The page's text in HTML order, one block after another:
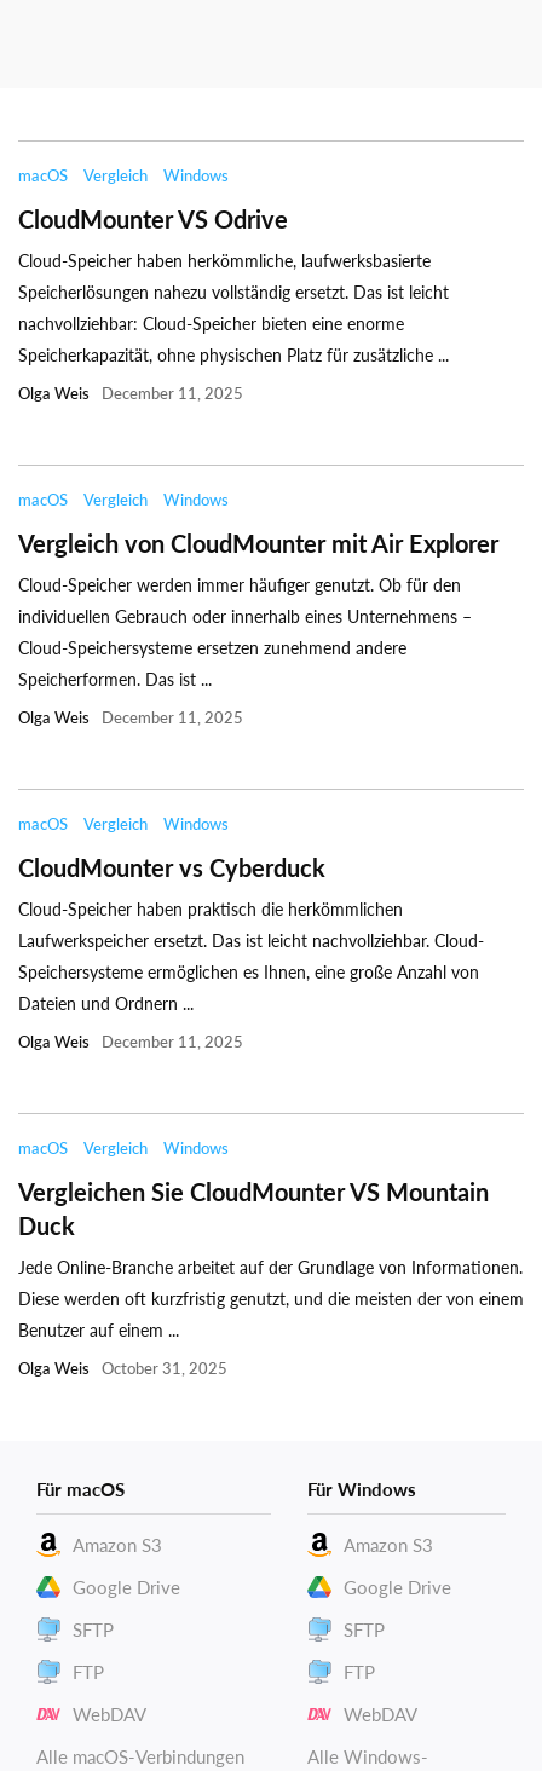
macOS Vergleich Windows
CloudMounter VS Odrive
Cloud-Speicher haben herkömmliche, laufwerksbasierte
Speicherlösungen nahezu vollständig ersetzt. Das ist leicht
nachvollziehbar: Cloud-Speicher bieten eine enorme
Speicherkapazität, ohne physischen Platz für zusätzliche ...
Olga Weis December 11, 2025
macOS Vergleich Windows
Vergleich von CloudMounter mit Air Explorer
Cloud-Speicher werden immer häufiger genutzt. Ob für den
individuellen Gebrauch oder innerhalb eines Unternehmens –
Cloud-Speichersysteme ersetzen zunehmend andere
Speicherformen. Das ist ...
Olga Weis December 11, 2025
macOS Vergleich Windows
CloudMounter vs Cyberduck
Cloud-Speicher haben praktisch die herkömmlichen
Laufwerkspeicher ersetzt. Das ist leicht nachvollziehbar. Cloud-
Speichersysteme ermöglichen es Ihnen, eine große Anzahl von
Dateien und Ordnern ...
Olga Weis December 11, 2025
macOS Vergleich Windows
Vergleichen Sie CloudMounter VS Mountain
Duck
Jede Online-Branche arbeitet auf der Grundlage von Informationen.
Diese werden oft kurzfristig genutzt, und die meisten der von einem
Benutzer auf einem ...
Olga Weis October 31, 2025
Für macOS
Amazon S3
Google Drive
SFTP
FTP
WebDAV
Alle macOS-Verbindungen
Für Windows
Amazon S3
Google Drive
SFTP
FTP
WebDAV
Alle Windows-